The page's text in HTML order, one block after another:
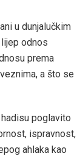
u dunjalučkim
odnos
prema
a što se
poglavito
ispravnost,
ahlaka kao